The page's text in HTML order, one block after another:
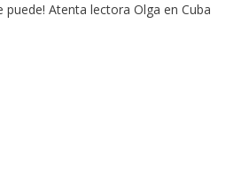
puede! Atenta lectora Olga en Cuba